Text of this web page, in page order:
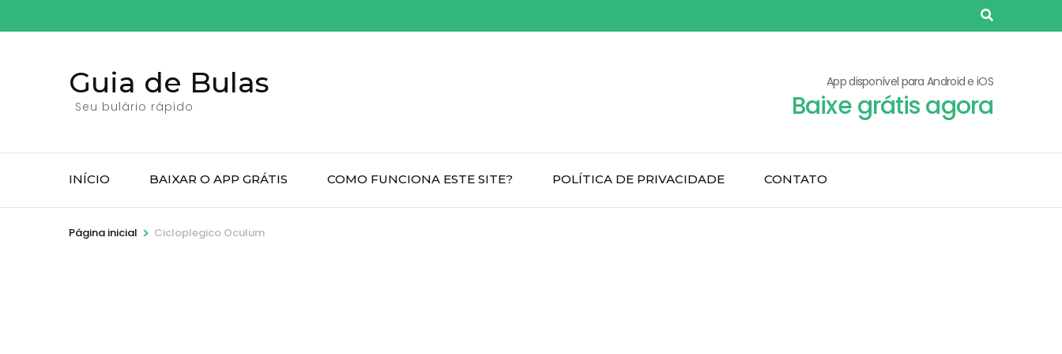
para
Guia de Bulas
Seu bulário rápido
App disponível para Android e iOS
Baixe grátis agora
INÍCIO BAIXAR O APP GRÁTIS COMO FUNCIONA ESTE SITE? POLÍTICA DE PRIVACIDADE CONTATO
Página inicial > Cicloplegico Oculum